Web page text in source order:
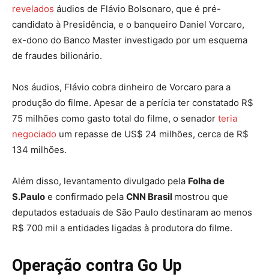
revelados áudios de Flávio Bolsonaro, que é pré-
candidato à Presidência, e o banqueiro Daniel Vorcaro,
ex-dono do Banco Master investigado por um esquema
de fraudes bilionário.
Nos áudios, Flávio cobra dinheiro de Vorcaro para a
produção do filme. Apesar de a perícia ter constatado R$
75 milhões como gasto total do filme, o senador teria
negociado um repasse de US$ 24 milhões, cerca de R$
134 milhões.
Além disso, levantamento divulgado pela Folha de
S.Paulo e confirmado pela CNN Brasil mostrou que
deputados estaduais de São Paulo destinaram ao menos
R$ 700 mil a entidades ligadas à produtora do filme.
Operação contra Go Up